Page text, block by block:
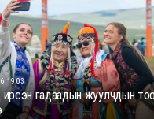
19:03
гадаадын жуулчдын